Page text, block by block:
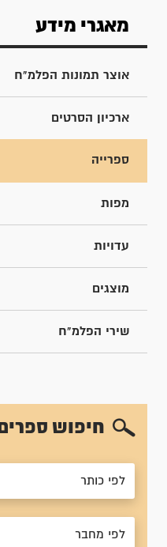
מאגרי מידע
אוצר תמונות הפלמ"ח
ארכיון הסרטים
ספרייה
מפות
עדויות
מוצגים
שירי הפלמ"ח
חיפוש ספרים